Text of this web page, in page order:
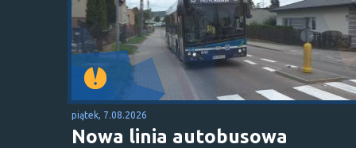
piątek, 7.08.2026
Nowa linia autobusowa